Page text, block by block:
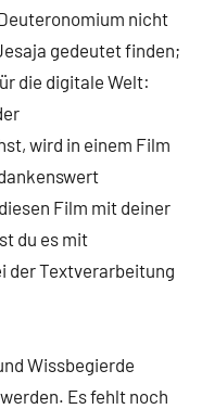
nicht
gedeutet fin­den;
die digitale Welt:
wird in einem Film
Film mit deiner
du es mit
der Textverarbeitung
Wissbegierde
Es fehlt noch